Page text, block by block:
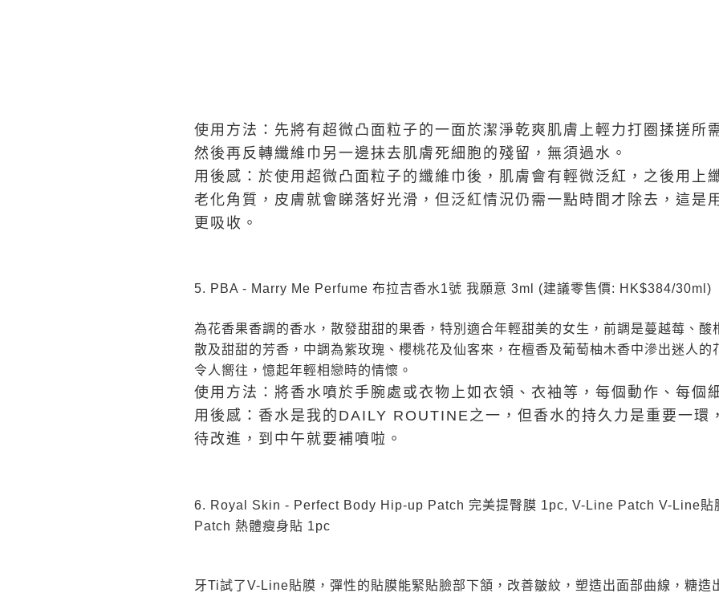
使用方法：先將有超微凸面粒子的一面於潔淨乾爽肌膚上輕力打圈揉搓所
然後再反轉纖維巾另一邊抺去肌膚死細胞的殘留，無須過水。
用後感：於使用超微凸面粒子的纖維巾後，肌膚會有輕微泛紅，之後用上
老化角質，皮膚就會睇落好光滑，但泛紅情況仍需一點時間才除去，這是
更吸收。
5. PBA - Marry Me Perfume 布拉吉香水1號 我願意 3ml (建議零售價: HK$384/30ml)
為花香果香調的香水，散發甜甜的果香，特別適合年輕甜美的女生，前調是蔓越莓、酸
散及甜甜的芳香，中調為紫玫瑰、櫻桃花及仙客來，在檀香及葡萄柚木香中滲出迷人的
令人嚮往，憶起年輕相戀時的情懷。
使用方法：將香水噴於手腕處或衣物上如衣領、衣袖等，每個動作、每個
用後感：香水是我的DAILY ROUTINE之一，但香水的持久力是重要一環
待改進，到中午就要補噴啦。
6. Royal Skin - Perfect Body Hip-up Patch 完美提臀膜 1pc, V-Line Patch V-Line
Patch 熱體瘦身貼 1pc
牙Ti試了V-Line貼膜，彈性的貼膜能緊貼臉部下頷，改善皺紋，塑造出面部曲線，糖造